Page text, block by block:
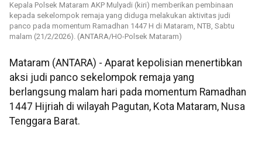
Kepala Polsek Mataram AKP Mulyadi (kiri) memberikan pembinaan
kepada sekelompok remaja yang diduga melakukan aktivitas judi
panco pada momentum Ramadhan 1447 H di Mataram, NTB, Sabtu
malam (21/2/2026). (ANTARA/HO-Polsek Mataram)
Mataram (ANTARA) - Aparat kepolisian menertibkan
aksi judi panco sekelompok remaja yang
berlangsung malam hari pada momentum Ramadhan
1447 Hijriah di wilayah Pagutan, Kota Mataram, Nusa
Tenggara Barat.